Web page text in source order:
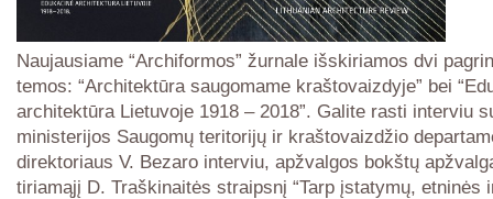
Naujausiame “Archiformos” žurnale išskiriamos dvi
temos: “Architektūra saugomame kraštovaizdyje” bei
architektūra Lietuvoje 1918 – 2018”. Galite rasti interviu
ministerijos Saugomų teritorijų ir kraštovaizdžio
direktoriaus V. Bezaro interviu, apžvalgos bokštų
tiriamąjį D. Traškinaitės straipsnį “Tarp įstatymų, etninės